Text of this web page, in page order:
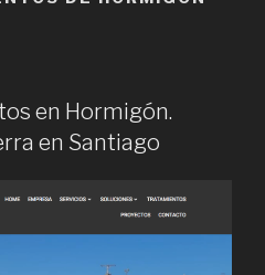
en Hormigón.
en Santiago